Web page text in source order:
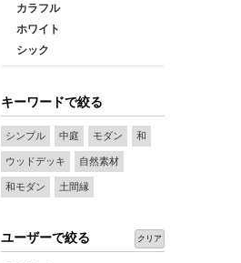
カラフル
ホワイト
シック
キーワードで絞る
シンプル 中庭 モダン 和
ウッドデッキ 自然素材
和モダン 土間縁
ユーザーで絞る クリア